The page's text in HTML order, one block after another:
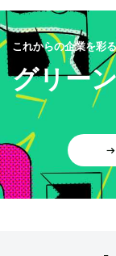
これからの企業を彩
グリー